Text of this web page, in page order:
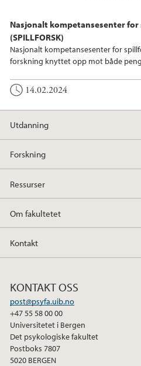
Nasjonalt kompetansesenter
(SPILLFORSK)
Nasjonalt kompetansesenter for
forskning knyttet opp mot både
14.02.2024
Utdanning
Forskning
Ressurser
Om fakultetet
Kontakt
KONTAKT OSS
post@psyfa.uib.no
+47 55 58 00 00
Universitetet i Bergen
Det psykologiske fakultet
Postboks 7807
5020 BERGEN